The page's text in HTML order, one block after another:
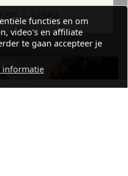
functies en om
video's en affiliate
te gaan accepteer je
informatie